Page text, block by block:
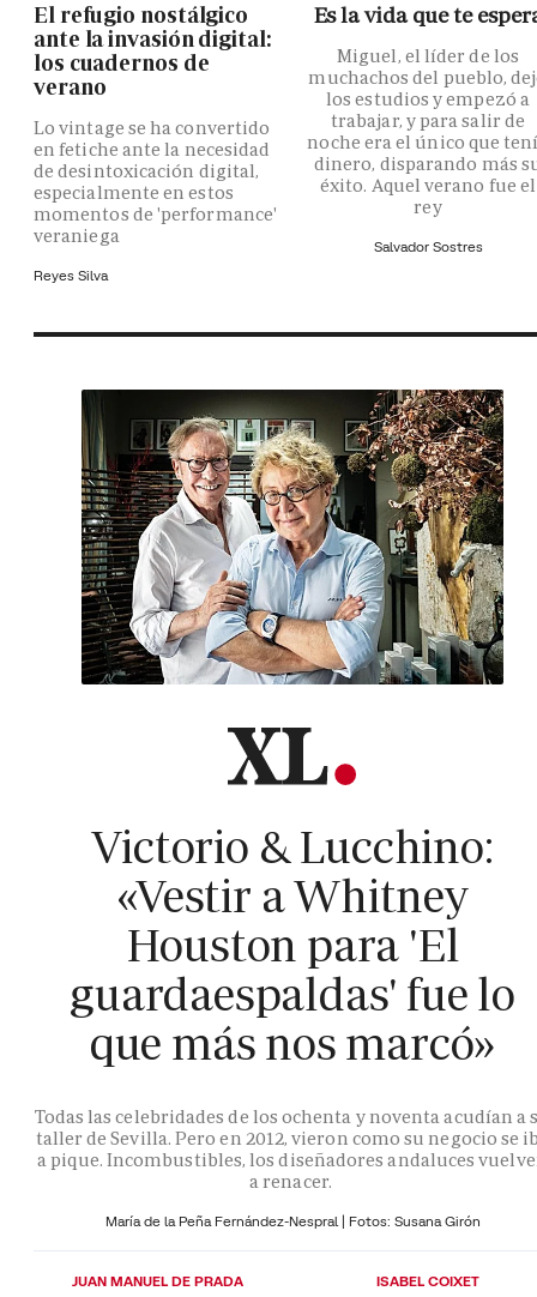
El refugio nostálgico
ante la invasión digital:
los cuadernos de
verano
Lo vintage se ha convertido
en fetiche ante la necesidad
de desintoxicación digital,
especialmente en estos
momentos de 'performance'
veraniega
Reyes Silva
Es la vida que te
Miguel, el líder de los
muchachos del pueblo,
los estudios y empezó a
trabajar, y para salir de
noche era el único que
dinero, disparando más
éxito. Aquel verano fue el
rey
Salvador Sostres
Victorio & Lucchino:
«Vestir a Whitney
Houston para 'El
guardaespaldas' fue lo
que más nos marcó»
Todas las celebridades de los ochenta y noventa acudían a
taller de Sevilla. Pero en 2012, vieron como su negocio se
a pique. Incombustibles, los diseñadores andaluces
a renacer.
María de la Peña Fernández-Nespral | Fotos: Susana Girón
JUAN MANUEL DE PRADA ISABEL COIXET